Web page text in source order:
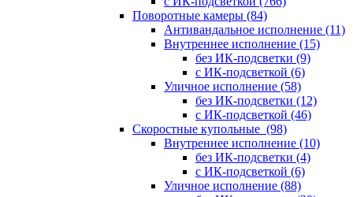
Поворотные камеры (84)
Антивандальное исполнение (11)
Внутреннее исполнение (15)
без ИК-подсветки (9)
с ИК-подсветкой (6)
Уличное исполнение (58)
без ИК-подсветки (12)
с ИК-подсветкой (46)
Скоростные купольные (98)
Внутреннее исполнение (10)
без ИК-подсветки (4)
с ИК-подсветкой (6)
Уличное исполнение (88)